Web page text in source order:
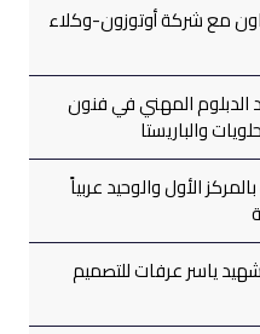
مع شركة أوتوزون-وكلاء
المهني في فنون
والباريستا
الأول والوحيد عربياً
ياسر عرفات للتصميم